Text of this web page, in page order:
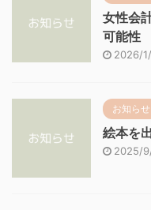
女性会
可能性
2026/
お知らせ
絵本を
2025/